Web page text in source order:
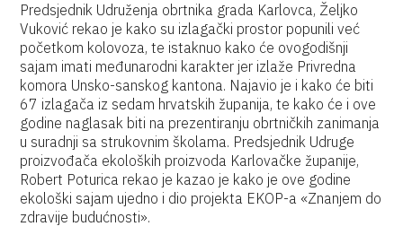
Predsjednik Udruženja obrtnika grada Karlovca, Željko
Vuković rekao je kako su izlagački prostor popunili već
početkom kolovoza, te istaknuo kako će ovogodišnji
sajam imati međunarodni karakter jer izlaže Privredna
komora Unsko-sanskog kantona. Najavio je i kako će biti
67 izlagača iz sedam hrvatskih županija, te kako će i ove
godine naglasak biti na prezentiranju obrtničkih zanimanja
u suradnji sa strukovnim školama. Predsjednik Udruge
proizvođača ekoloških proizvoda Karlovačke županije,
Robert Poturica rekao je kazao je kako je ove godine
ekološki sajam ujedno i dio projekta EKOP-a «Znanjem do
zdravije budućnosti».